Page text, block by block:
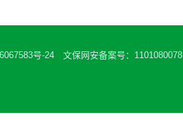
号-24 文保网安备案号：1101080078